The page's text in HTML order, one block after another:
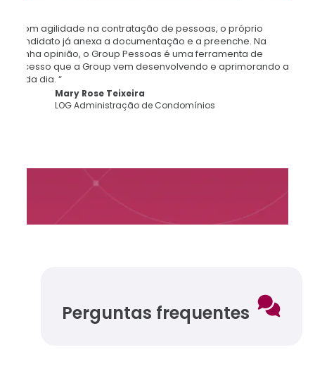
“Com agilidade na contratação de pessoas, o próprio
candidato já anexa a documentação e a preenche. Na
minha opinião, o Group Pessoas é uma ferramenta de
sucesso que a Group vem desenvolvendo e aprimorando a
cada dia. “
Mary Rose Teixeira
LOG Administração de Condomínios
Perguntas frequentes